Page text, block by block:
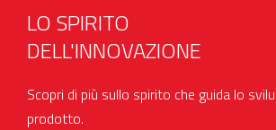
LO SPIRITO
DELL'INNOVAZIONE
Scopri di più sullo spirito che guida lo
prodotto.